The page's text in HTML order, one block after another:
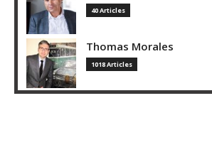
40 Articles
Thomas Morales
1018 Articles